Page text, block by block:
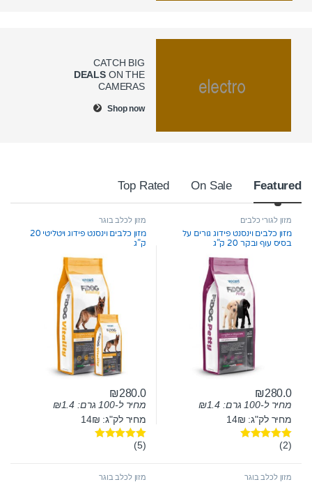
CATCH BIG
DEALSON THE
CAMERAS
Shop now
Featured
On Sale
Top Rated
מזון לגורי כלבים
מזון כלבים וינסנט פידוג גורים על
בסיס עוף ובקר 20 ק”ג
₪280.0
מחיר ל-100 גרם: ₪1.4
מחיר לק"ג: 14₪
דורג(2)
מזון לכלב בוגר
מזון כלבים וינסנט פידוג ויטליטי 20
ק”ג
₪280.0
מחיר ל-100 גרם: ₪1.4
מחיר לק"ג: 14₪
דורג(5)
מזון לכלב בוגר מזון לכלב בוגר